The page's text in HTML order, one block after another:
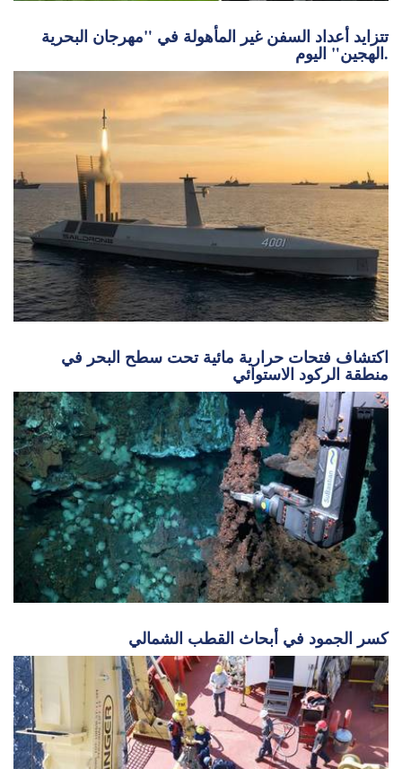
تتزايد أعداد السفن غير المأهولة في "مهرجان البحرية
الهجين" اليوم.
اكتشاف فتحات حرارية مائية تحت سطح البحر في
منطقة الركود الاستوائي
كسر الجمود في أبحاث القطب الشمالي